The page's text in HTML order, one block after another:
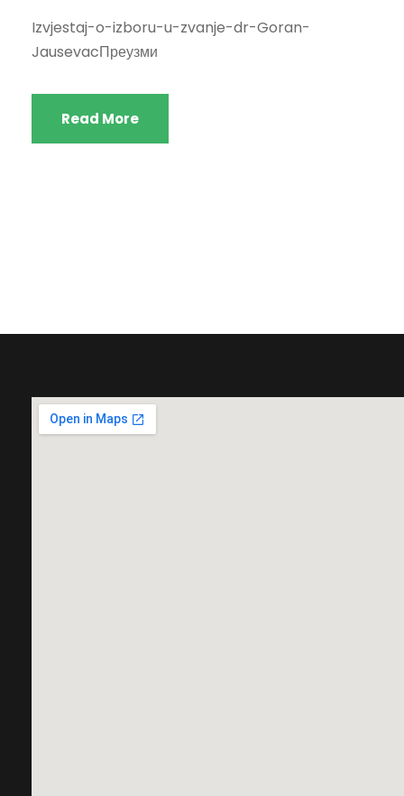
Izvjestaj-o-izboru-u-zvanje-dr-Goran-
JausevacПреузми
Read More